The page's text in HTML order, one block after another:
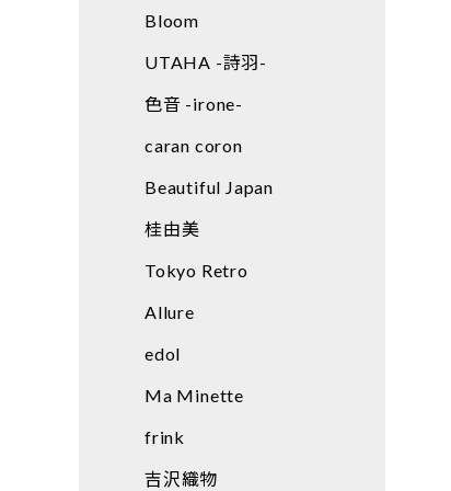
Bloom
UTAHA -詩羽-
色音 -irone-
caran coron
Beautiful Japan
桂由美
Tokyo Retro
Allure
edol
Ma Minette
frink
吉沢織物